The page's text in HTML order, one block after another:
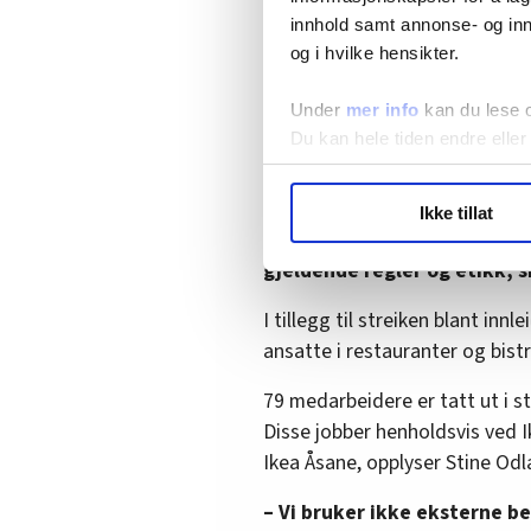
innhold samt annonse- og
og i hvilke hensikter.
Under mer info kan du lese
Du kan hele tiden endre
hvordan våre nettsider blir
annonsering. Disse er angitt
Ikke tillat
Arbeidsmanden.
Hun sier at streiken som
omfatter Ikea sine egne
eksterne
– Vi ser oss nødt til å
renhold. Vi følger de råd
saken, og mener at våre
gjeldende regler og etikk,
I tillegg til streiken blant
ansatte i restauranter og
79 medarbeidere er tatt ut i
Disse jobber henholdsvis ved
Ikea Åsane, opplyser Stine
– Vi bruker ikke eksterne